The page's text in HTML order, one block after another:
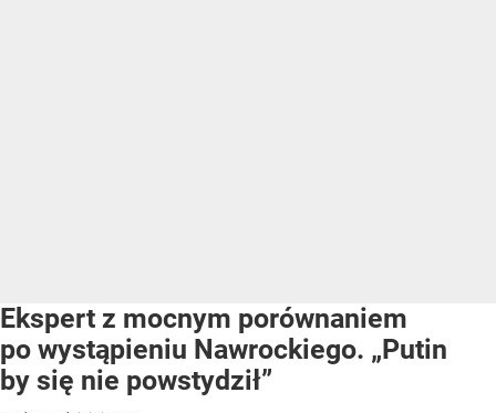
Ekspert z mocnym porównaniem
po wystąpieniu Nawrockiego. „Putin
by się nie powstydził”